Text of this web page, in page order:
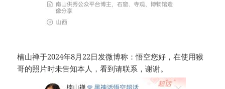
楠山禅于2024年8月22日发微博称：悟空您好，在使用猴
哥的照片时未告知本人，看到请联系，谢谢。